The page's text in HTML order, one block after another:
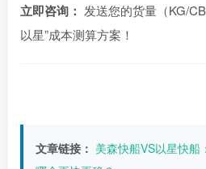
立即咨询： 发送您的货量（KG/
以星”成本测算方案！
文章链接： 美森快船VS以星快